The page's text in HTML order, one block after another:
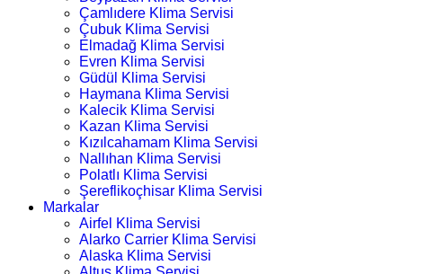
Çamlıdere Klima Servisi
Çubuk Klima Servisi
Elmadağ Klima Servisi
Evren Klima Servisi
Güdül Klima Servisi
Haymana Klima Servisi
Kalecik Klima Servisi
Kazan Klima Servisi
Kızılcahamam Klima Servisi
Nallıhan Klima Servisi
Polatlı Klima Servisi
Şereflikoçhisar Klima Servisi
Markalar
Airfel Klima Servisi
Alarko Carrier Klima Servisi
Alaska Klima Servisi